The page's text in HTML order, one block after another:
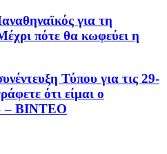
για τη
πότε θα κωφεύει η
Τύπου για τις 29-
ότι είμαι ο
– ΒΙΝΤΕΟ